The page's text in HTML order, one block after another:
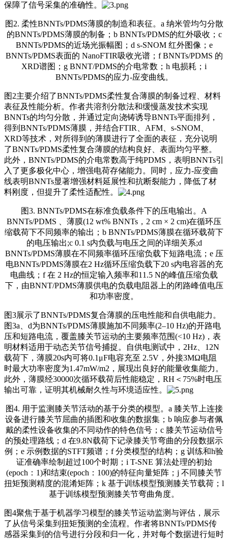
保障了信号采集的准确性。
图2. 柔性BNNTs/PDMS薄膜的制造和表征。a 纳米管均匀分散
的BNNTs/PDMS薄膜的制备；b BNNTs/PDMS的红外吸收；c
BNNTs/PDMS的近场光振幅图；d s-SNOM 红外图像；e
BNNTs/PDMS表面的 NanoFTIR吸收光谱；f BNNTs/PDMS 的
XRD谱图；g BNNT/PDMS的介电常数；h 电损耗；i
BNNTs/PDMS的应力-应变曲线。
图2主要介绍了BNNTs/PDMS柔性复合薄膜的制备过程、材料
表征及性能分析。作者共溶剂分散法和缓慢蒸发技术实现
BNNTs的均匀分散，并通过定向浇铸诱导BNNTs平面排列，
得到BNNTs/PDMS薄膜，并结合FTIR、AFM、s-SNOM、
XRD等技术，对所得到的薄膜进行了全面的表征，充分说明
了BNNTs/PDMS柔性复合薄膜的结构良好、表面均匀平整。
此外，BNNTs/PDMS的介电常数高于纯PDMS，表明BNNTs引
入了更多极化中心，增强电荷存储能力。同时，应力-应变曲
线表明BNNTs显著增强材料延展性和抗断裂能力，降低了材
料刚度，但提升了柔性适配性。
图3. BNNTs/PDMS在标准负载条件下的压电输出。A
BNNTs/PDMS 、薄膜(12 wt% BNNTs，2 cm × 2 cm)在循环压
缩载荷下不同频率的输出；b BNNTs/PDMS薄膜在循环载荷下
的电压输出;c 0.1 s内负载与电压之间的详细关系;d
BNNTs/PDMS薄膜在不同频率循环压缩负载下短路电流；e 压
电BNNTs/PDMS薄膜在2 Hz循环压缩负载下20 s内电容器的充
电曲线；f 在 2 Hz的恒定输入频率和11.5 N的峰值压缩负载
下，由BNNT/PDMS薄膜供电的负载电阻器上的闭路峰值电压
和功率密度。
图3展示了BNNTs/PDMS复合薄膜的压电性能和自供电能力。
图3a、d为BNNTs/PDMS薄膜施加不同频率(2–10 Hz)的开路电
压和短路电流，覆盖膝关节运动的主要频率范围(<10 Hz)，表
明材料适用于动态关节信号捕捉。自供电测试中，2Hz、12N
载荷下，薄膜20s内可将0.1μF电容充至 2.5V，外接3MΩ电阻
时最大功率密度为1.47mW/m2，展现出良好的能量收集能力。
此外，薄膜经30000次循环载荷后性能稳定，RH＜75%时电压
输出可靠，证明其机械耐久性与环境适应性。
图4. 用于监测膝关节活动的基于分类的模型。a 膝关节上连接
设备进行膝关节屈曲的插图和收集的数据集；b 响应参与者佩
戴的柔性设备收集的不同动作的特色信号；c 膝关节运动信号
的预处理路线；d 在9.8N载荷下记录膝关节弯曲的分段数据示
例；e 示例数据的STFT频谱；f 分类模型的结构；g 训练和h验
证准确率绘制超过100个时期；i T-SNE 算法处理的初始
(epoch：1)和结束(epoch：100)的特征向量矩阵；j 不同膝关节
扭矩预测精度的混淆矩阵；k 基于训练模型预测膝关节载荷；l
基于训练模型预测膝关节弯曲角度。
图4聚焦于基于机器学习模型的膝关节运动监测与评估，展示
了从信号采集到扭矩预测的全流程。作者将BNNTs/PDMS传
感器采集到的信号进行分段和归一化，并对每个数据进行短时